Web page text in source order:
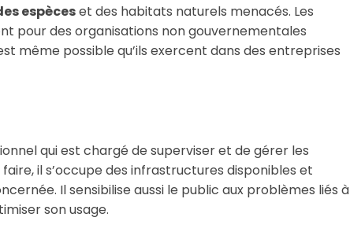
espèceset des habitats naturels menacés. Les
pour des organisations non gouvernementales
même possible qu’ils exercent dans des entreprises
qui est chargé de superviser et de gérer les
il s’occupe des infrastructures disponibles et
Il sensibilise aussi le public aux problèmes liés à
son usage.